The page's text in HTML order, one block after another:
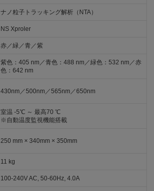
ナノ粒子トラッキング解析（NTA）
NS Xproler
赤／緑／青／紫
紫色：405 nm／青色：488 nm／緑色：532 nm／赤
色：642 nm
430nm／500nm／565nm／650nm
室温 -5℃ ～ 最高70 ℃
※自動温度監視機能搭載
250 mm × 340mm × 350mm
11 kg
100-240V AC, 50-60Hz, 4.0A